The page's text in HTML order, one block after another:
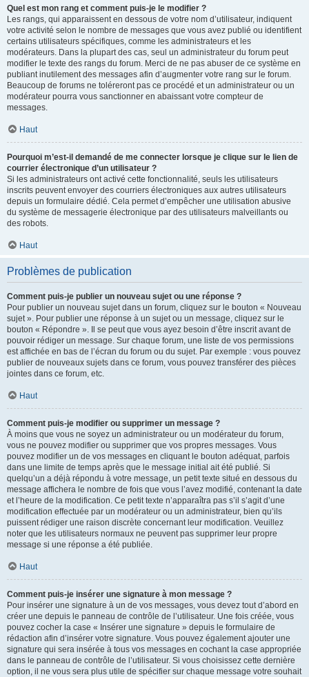
Quel est mon rang et comment puis-je le modifier ?
Les rangs, qui apparaissent en dessous de votre nom d’utilisateur, indiquent
votre activité selon le nombre de messages que vous avez publié ou identifient
certains utilisateurs spécifiques, comme les administrateurs et les
modérateurs. Dans la plupart des cas, seul un administrateur du forum peut
modifier le texte des rangs du forum. Merci de ne pas abuser de ce système en
publiant inutilement des messages afin d’augmenter votre rang sur le forum.
Beaucoup de forums ne toléreront pas ce procédé et un administrateur ou un
modérateur pourra vous sanctionner en abaissant votre compteur de
messages.
Haut
Pourquoi m’est-il demandé de me connecter lorsque je clique sur le lien de
courrier électronique d’un utilisateur ?
Si les administrateurs ont activé cette fonctionnalité, seuls les utilisateurs
inscrits peuvent envoyer des courriers électroniques aux autres utilisateurs
depuis un formulaire dédié. Cela permet d’empêcher une utilisation abusive
du système de messagerie électronique par des utilisateurs malveillants ou
des robots.
Haut
Problèmes de publication
Comment puis-je publier un nouveau sujet ou une réponse ?
Pour publier un nouveau sujet dans un forum, cliquez sur le bouton « Nouveau
sujet ». Pour publier une réponse à un sujet ou un message, cliquez sur le
bouton « Répondre ». Il se peut que vous ayez besoin d’être inscrit avant de
pouvoir rédiger un message. Sur chaque forum, une liste de vos permissions
est affichée en bas de l’écran du forum ou du sujet. Par exemple : vous pouvez
publier de nouveaux sujets dans ce forum, vous pouvez transférer des pièces
jointes dans ce forum, etc.
Haut
Comment puis-je modifier ou supprimer un message ?
À moins que vous ne soyez un administrateur ou un modérateur du forum,
vous ne pouvez modifier ou supprimer que vos propres messages. Vous
pouvez modifier un de vos messages en cliquant le bouton adéquat, parfois
dans une limite de temps après que le message initial ait été publié. Si
quelqu’un a déjà répondu à votre message, un petit texte situé en dessous du
message affichera le nombre de fois que vous l’avez modifié, contenant la date
et l’heure de la modification. Ce petit texte n’apparaîtra pas s’il s’agit d’une
modification effectuée par un modérateur ou un administrateur, bien qu’ils
puissent rédiger une raison discrète concernant leur modification. Veuillez
noter que les utilisateurs normaux ne peuvent pas supprimer leur propre
message si une réponse a été publiée.
Haut
Comment puis-je insérer une signature à mon message ?
Pour insérer une signature à un de vos messages, vous devez tout d’abord en
créer une depuis le panneau de contrôle de l’utilisateur. Une fois créée, vous
pouvez cocher la case « Insérer une signature » depuis le formulaire de
rédaction afin d’insérer votre signature. Vous pouvez également ajouter une
signature qui sera insérée à tous vos messages en cochant la case appropriée
dans le panneau de contrôle de l’utilisateur. Si vous choisissez cette dernière
option, il ne vous sera plus utile de spécifier sur chaque message votre souhait